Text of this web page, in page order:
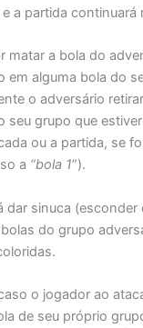
a partida continuará
matar a bola do
em alguma bola do
o adversário
seu grupo que
ou a partida, se
a “bola 1”).
dar sinuca (esconder
do grupo
o jogador ao
de seu próprio